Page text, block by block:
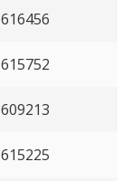
616456
615752
609213
615225